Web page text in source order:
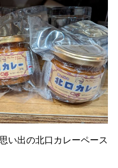
い出の北口カレーペース